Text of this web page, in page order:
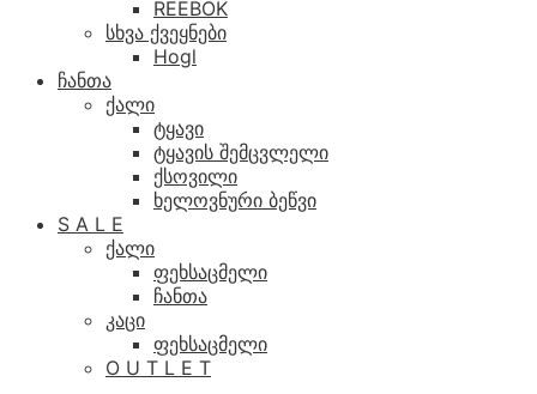
REEBOK
სხვა ქვეყნები
Hogl
ჩანთა
ქალი
ტყავი
ტყავის შემცვლელი
ქსოვილი
ხელოვნური ბეწვი
S A L E
ქალი
ფეხსაცმელი
ჩანთა
კაცი
ფეხსაცმელი
O U T L E T